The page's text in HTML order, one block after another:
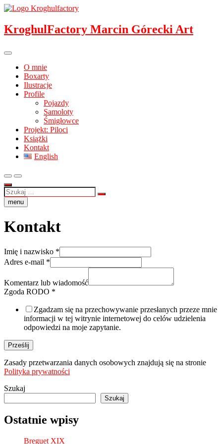
Przejdź
treści
KroghulFactory Marcin Górecki Art
O mnie
Boxarty
Ilustracje
Profile
Pojazdy
Samoloty
Śmigłowce
Projekt: Piloci
Książki
Kontakt
English
Szukaj
…menu
Kontakt
Imię i nazwisko *
Adres e-mail *
i
wiadomość
Komentarz lub wiadomość
Zgoda RODO *
Zgadzam się na przechowywanie przesłanych przeze mnie
informacji w tej witrynie internetowej do celów udzielenia
odpowiedzi na moje zapytanie.
Prześlij
Zasady przetwarzania danych osobowych znajdują się na stronie
Polityka prywatności
Szukaj
Szukaj
Ostatnie wpisy
Breguet XIX